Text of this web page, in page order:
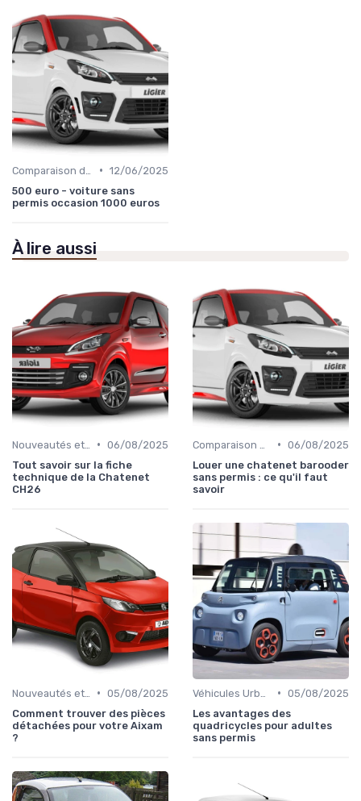
• 12/06/2025
500 euro - voiture sans
permis occasion 1000 euros
À lire aussi
• 06/08/2025
Tout savoir sur la fiche
technique de la Chatenet
CH26
• 06/08/2025
Louer une chatenet barooder
sans permis : ce qu'il faut
savoir
• 05/08/2025
Comment trouver des pièces
détachées pour votre Aixam
?
• 05/08/2025
Les avantages des
quadricycles pour adultes
sans permis